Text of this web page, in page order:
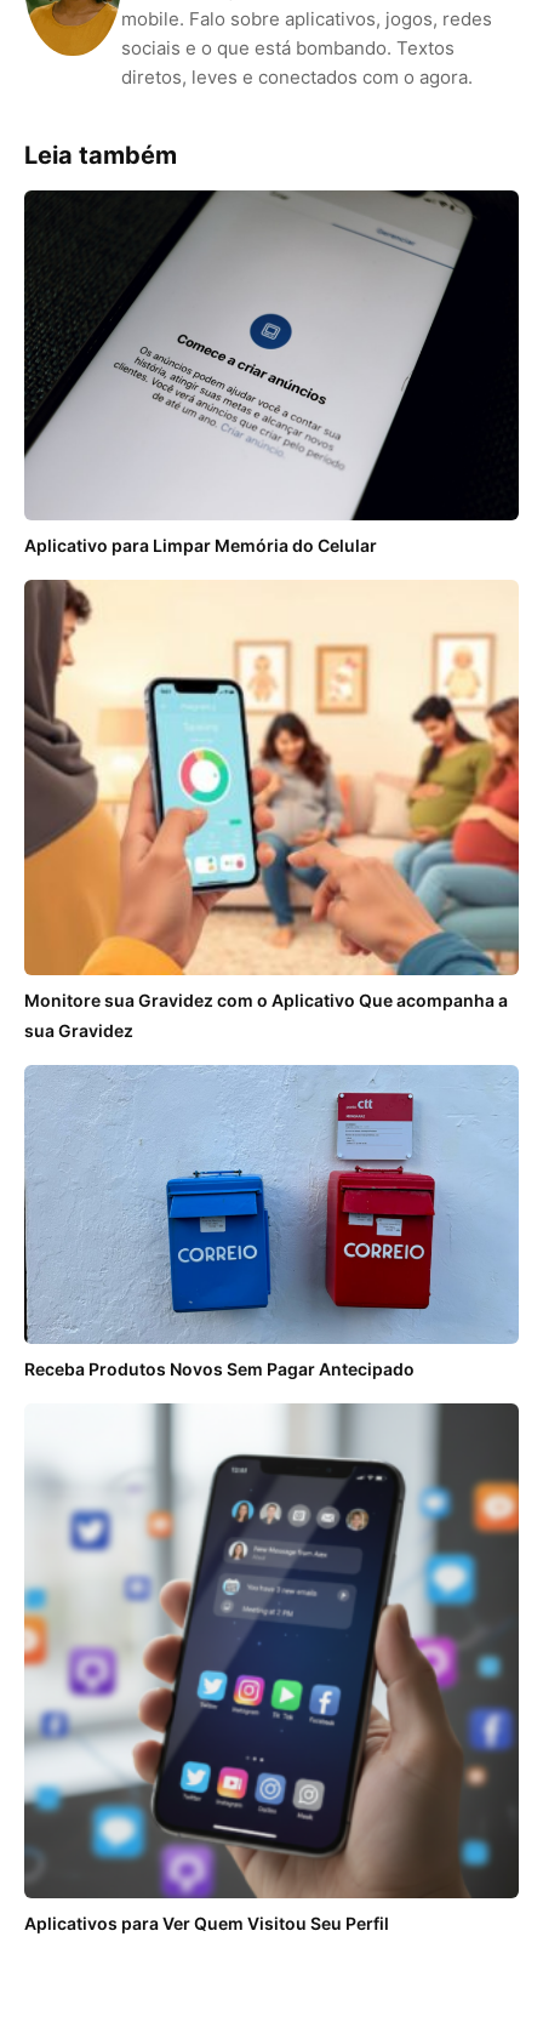
mobile. Falo sobre aplicativos, jogos, redes
sociais e o que está bombando. Textos
diretos, leves e conectados com o agora.
Leia também
Aplicativo para Limpar Memória do Celular
Monitore sua Gravidez com o Aplicativo Que acompanha a
sua Gravidez
Receba Produtos Novos Sem Pagar Antecipado
Aplicativos para Ver Quem Visitou Seu Perfil